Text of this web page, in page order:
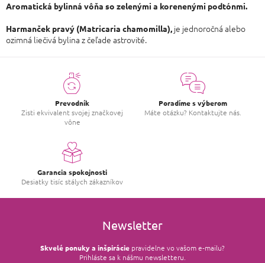
Aromatická bylinná vôňa so zelenými a korenenými podtónmi.
Harmanček pravý (Matricaria chamomilla), je jednoročná alebo
ozimná liečivá bylina z čeľade astrovité.
Prevodník
Zisti ekvivalent svojej značkovej
vône
Poradíme s výberom
Máte otázku? Kontaktujte nás.
Garancia spokojnosti
Desiatky tisíc stálych zákazníkov
Newsletter
Skvelé ponuky a inšpirácie pravidelne vo vašom e‑mailu?
Prihláste sa k nášmu newsletteru.